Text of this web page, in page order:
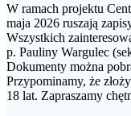
W ramach projektu
maja 2026 ruszają
Wszystkich
p. Pauliny Wargulec
Dokumenty można
Przypominamy, że
18 lat. Zapraszamy